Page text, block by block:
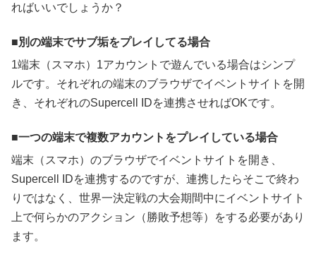
ればいいでしょうか？
別の端末でサブ垢をプレイしてる場合
1端末（スマホ）1アカウントで遊んでいる場合はシンプ
ルです。それぞれの端末のブラウザでイベントサイトを開
き、それぞれのSupercell IDを連携させればOKです。
一つの端末で複数アカウントをプレイしている場合
端末（スマホ）のブラウザでイベントサイトを開き、
Supercell IDを連携するのですが、連携したらそこで終わ
りではなく、世界一決定戦の大会期間中にイベントサイト
上で何らかのアクション（勝敗予想等）をする必要があり
ます。